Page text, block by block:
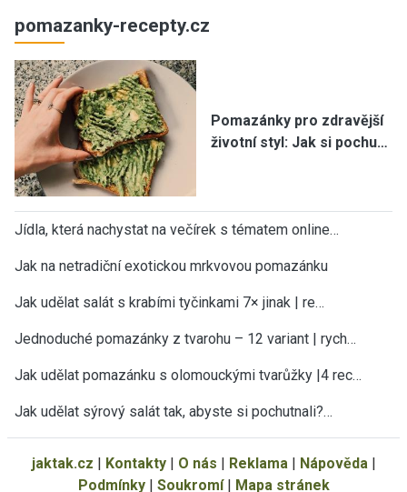
pomazanky-recepty.cz
Pomazánky pro zdravější
životní styl: Jak si pochu…
Jídla, která nachystat na večírek s tématem online…
Jak na netradiční exotickou mrkvovou pomazánku
Jak udělat salát s krabími tyčinkami 7× jinak | re…
Jednoduché pomazánky z tvarohu – 12 variant | rych…
Jak udělat pomazánku s olomouckými tvarůžky |4 rec…
Jak udělat sýrový salát tak, abyste si pochutnali?…
jaktak.cz | Kontakty| O nás | Reklama| Nápověda|
Podmínky| Soukromí| Mapa stránek